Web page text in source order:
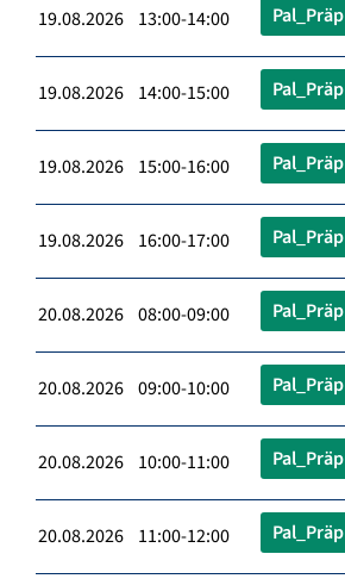
19.08.2026 13:00-14:00 Pal_Präp
19.08.2026 14:00-15:00 Pal_Präp
19.08.2026 15:00-16:00 Pal_Präp
19.08.2026 16:00-17:00 Pal_Präp
20.08.2026 08:00-09:00 Pal_Präp
20.08.2026 09:00-10:00 Pal_Präp
20.08.2026 10:00-11:00 Pal_Präp
20.08.2026 11:00-12:00 Pal_Präp